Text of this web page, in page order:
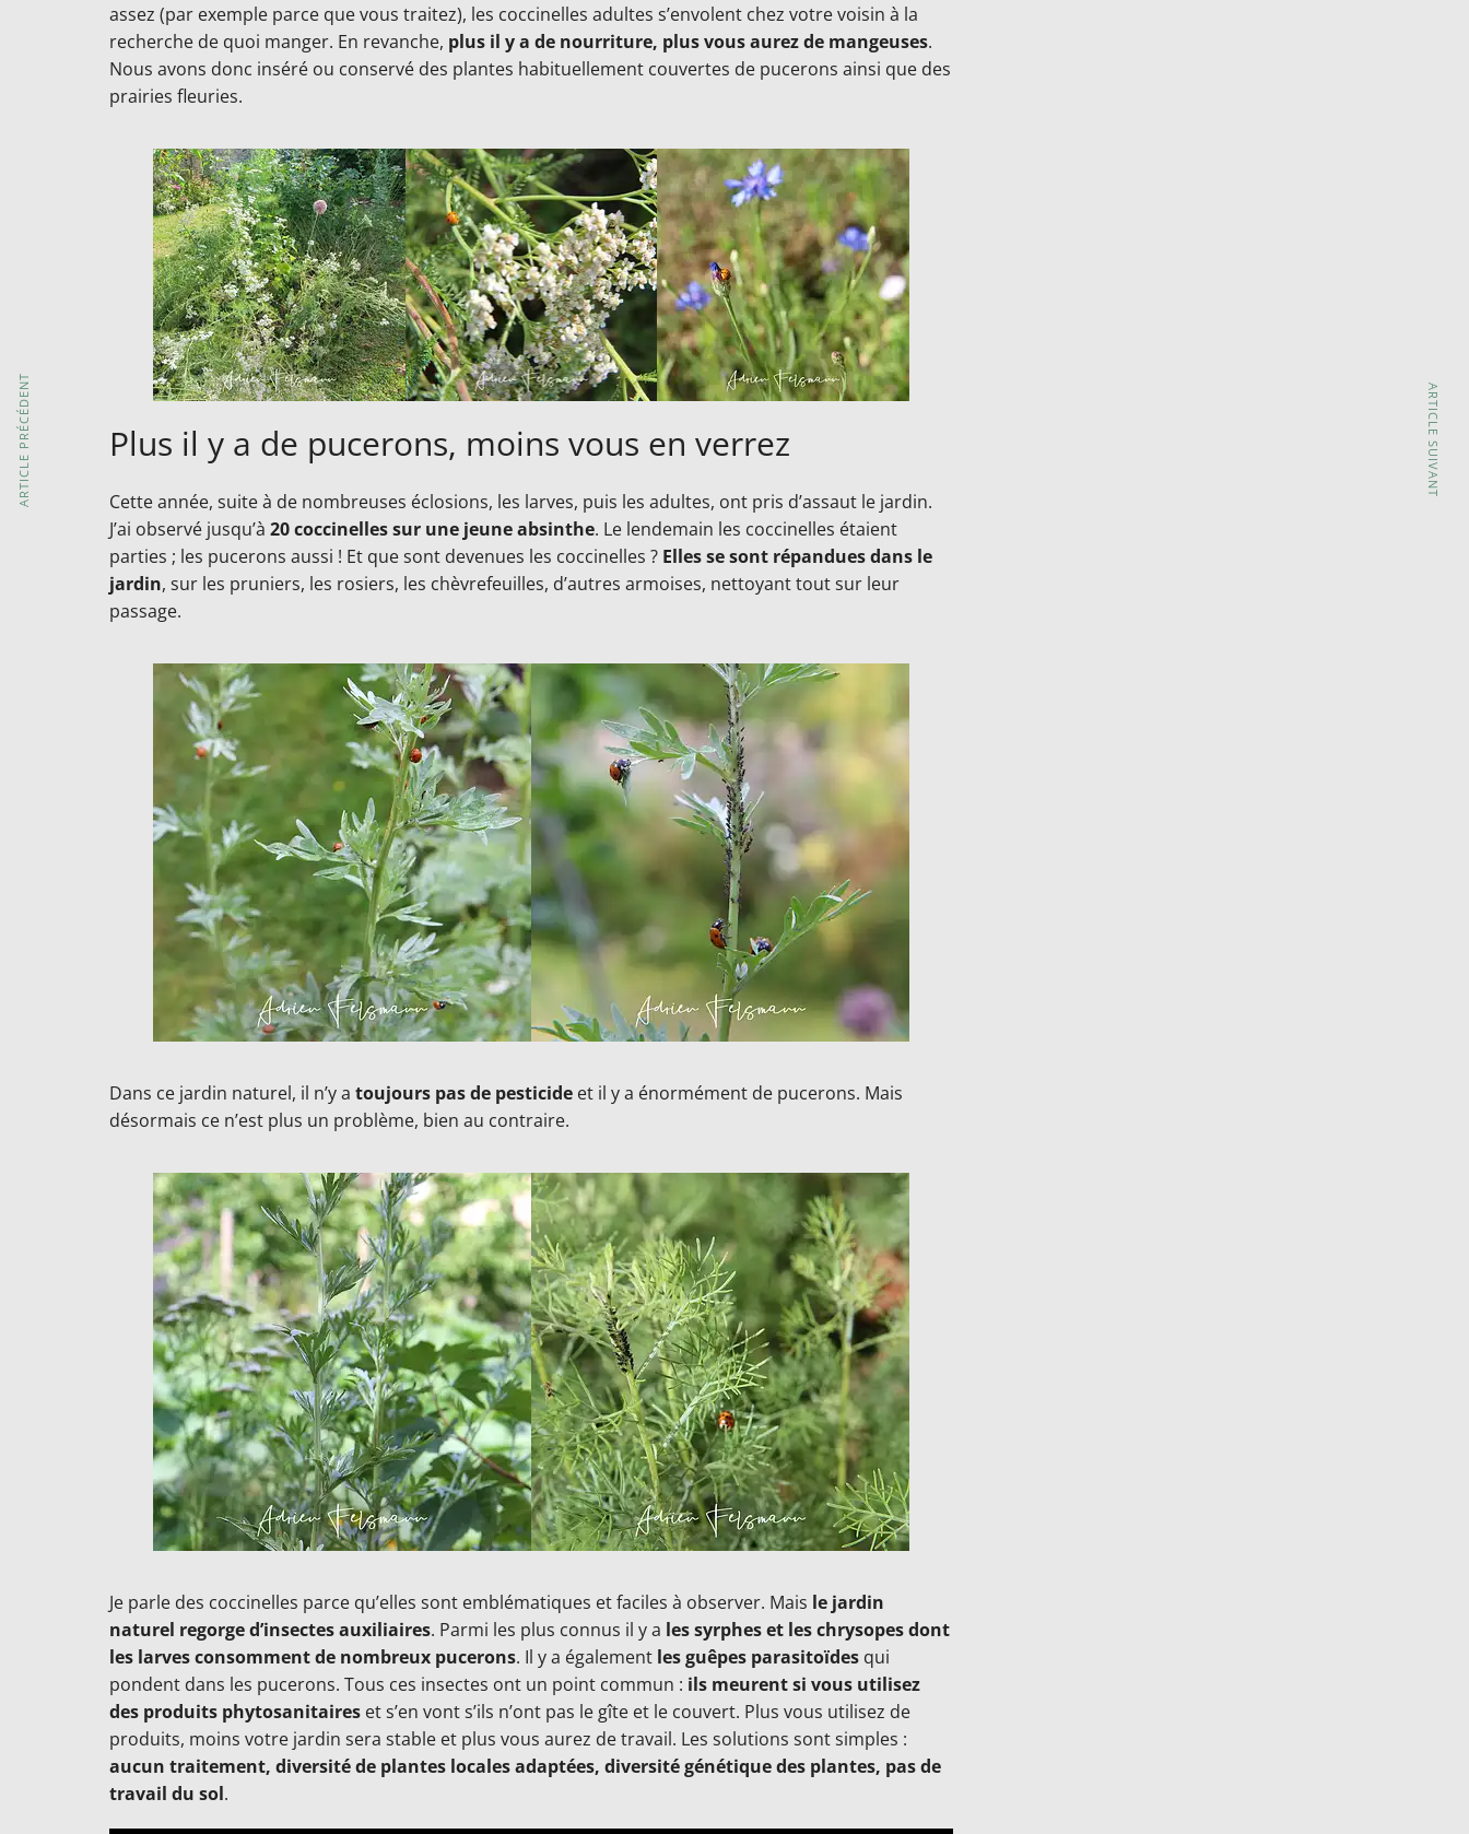
assez (par exemple parce que vous traitez), les coccinelles adultes s’envolent chez votre voisin à la
recherche de quoi manger. En revanche, plus il y a de nourriture, plus vous aurez de mangeuses.
Nous avons donc inséré ou conservé des plantes habituellement couvertes de pucerons ainsi que des
prairies fleuries.
Plus il y a de pucerons, moins vous en verrez
Cette année, suite à de nombreuses éclosions, les larves, puis les adultes, ont pris d’assaut le jardin.
J’ai observé jusqu’à 20 coccinelles sur une jeune absinthe. Le lendemain les coccinelles étaient
parties ; les pucerons aussi ! Et que sont devenues les coccinelles ? Elles se sont répandues dans le
jardin, sur les pruniers, les rosiers, les chèvrefeuilles, d’autres armoises, nettoyant tout sur leur
passage.
Dans ce jardin naturel, il n’y a toujours pas de pesticide et il y a énormément de pucerons. Mais
désormais ce n’est plus un problème, bien au contraire.
Je parle des coccinelles parce qu’elles sont emblématiques et faciles à observer. Mais le jardin
naturel regorge d’insectes auxiliaires. Parmi les plus connus il y a les syrphes et les chrysopes dont
les larves consomment de nombreux pucerons. Il y a également les guêpes parasitoïdes qui
pondent dans les pucerons. Tous ces insectes ont un point commun : ils meurent si vous utilisez
des produits phytosanitaires et s’en vont s’ils n’ont pas le gîte et le couvert. Plus vous utilisez de
produits, moins votre jardin sera stable et plus vous aurez de travail. Les solutions sont simples :
aucun traitement, diversité de plantes locales adaptées, diversité génétique des plantes, pas de
travail du sol.
ARTICLE PRÉCÉDENT ARTICLE SUIVANT